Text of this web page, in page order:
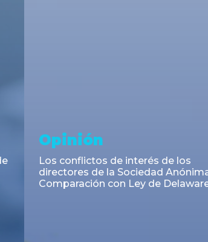
Asesoramiento y
Transacciones
TCA Tanoira Cassagne asesoró en
la emisión de las Obligaciones